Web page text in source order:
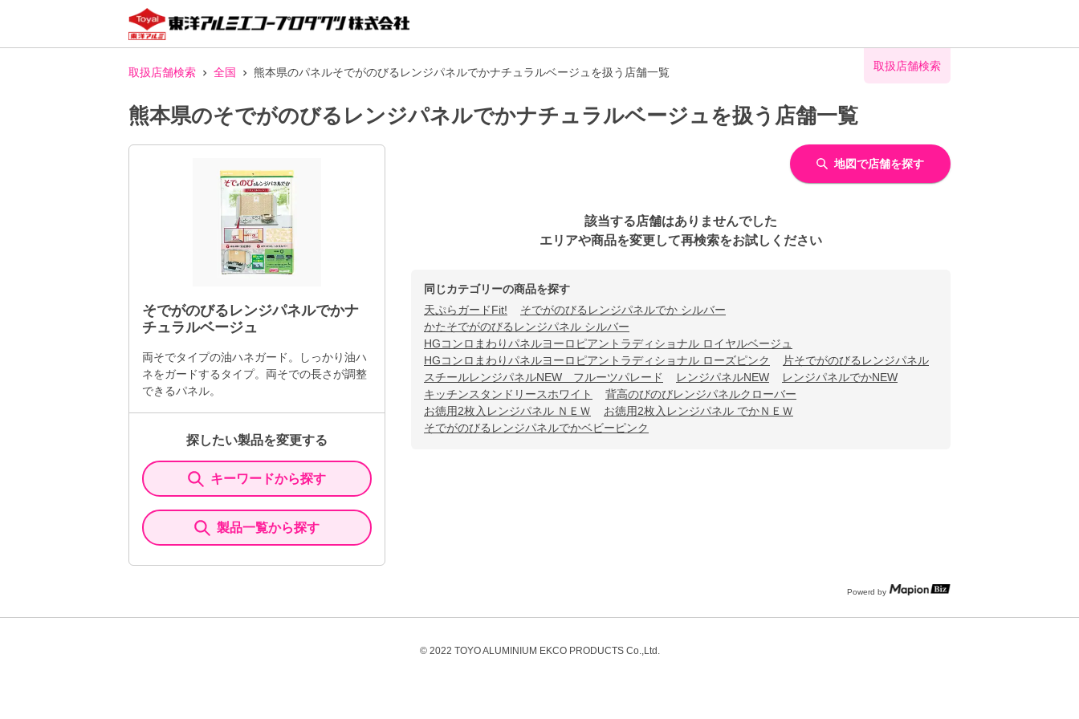
取扱店舗検索 全国 熊本県のパネルそでがのびるレンジパネルでかナチュラルベージュを扱う店舗一覧 取扱店舗検索
熊本県のそでがのびるレンジパネルでかナチュラルベージュを扱う店舗一覧
そでがのびるレンジパネルでかナ
チュラルベージュ
両そでタイプの油ハネガード。しっかり油ハ
ネをガードするタイプ。両そでの長さが調整
できるパネル。
探したい製品を変更する
キーワードから探す
製品一覧から探す
地図で店舗を探す
該当する店舗はありませんでした
エリアや商品を変更して再検索をお試しください
同じカテゴリーの商品を探す
天ぷらガードFit!
そでがのびるレンジパネルでか シルバー
かたそでがのびるレンジパネル シルバー
HGコンロまわりパネルヨーロピアントラディショナル ロイヤルベージュ
HGコンロまわりパネルヨーロピアントラディショナル ローズピンク
片そでがのびるレンジパネル
スチールレンジパネルNEW フルーツパレード
レンジパネルNEW
レンジパネルでかNEW
キッチンスタンドリースホワイト
背高のびのびレンジパネルクローバー
お徳用2枚入レンジパネル ＮＥＷ
お徳用2枚入レンジパネル でかＮＥＷ
そでがのびるレンジパネルでかベビーピンク
Powerd by
© 2022 TOYO ALUMINIUM EKCO PRODUCTS Co.,Ltd.